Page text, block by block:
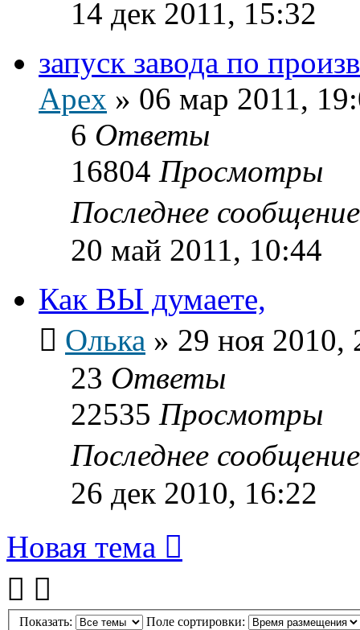
14 дек 2011, 15:32
запуск завода по
Apex » 06 мар 2011,
6 Ответы
16804 Просмотры
Последнее
20 май 2011, 10:44
Как ВЫ думаете,
Олька » 29 ноя 2010,
23 Ответы
22535 Просмотры
Последнее
26 дек 2010, 16:22
Новая тема
Показать: Поле сортировки: